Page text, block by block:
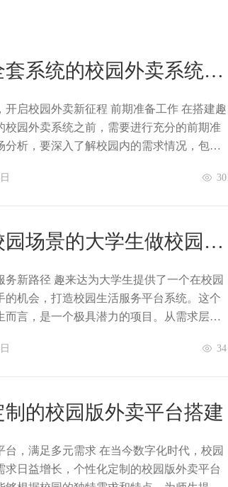
套系统的校园外卖系统怎
卖新征程 前期准备工作 在搭建趣
校园外卖系统之前，需要进行充分的前期准
分析，要深入了解校园内的需求情况，包括
30
园场景的大学生做校园生
系统
务新路径 趣来达为大学生提供了一个在校园
的机会，打造校园生活服务平台系统。这个
而言，是一个极具潜力的项目。从需求层面
34
的校园版外卖平台搭建
台，满足多元需求 在当今数字化时代，校园
求日益增长，个性化定制的校园版外卖平台